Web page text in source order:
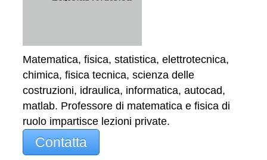
Matematica, fisica, statistica, elettrotecnica,
chimica, fisica tecnica, scienza delle
costruzioni, idraulica, informatica, autocad,
matlab. Professore di matematica e fisica di
ruolo impartisce lezioni private.
Contatta